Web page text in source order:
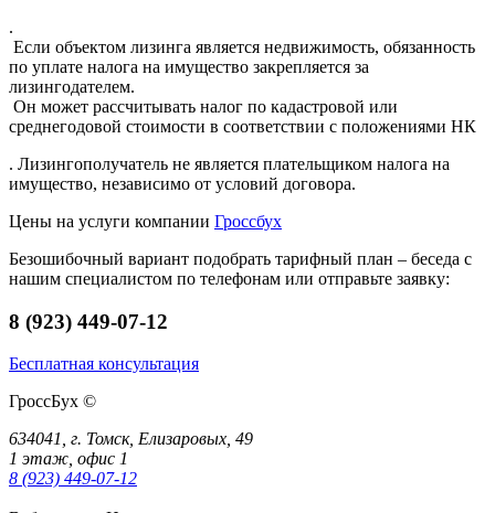
.
Если объектом лизинга является недвижимость, обязанность
по уплате налога на имущество закрепляется за
лизингодателем.
Он может рассчитывать налог по кадастровой или
среднегодовой стоимости в соответствии с положениями НК
. Лизингополучатель не является плательщиком налога на
имущество, независимо от условий договора.
Цены на услуги компании Гроссбух
Безошибочный вариант подобрать тарифный план – беседа с
нашим специалистом по телефонам или отправьте заявку:
8 (923) 449-07-12
Бесплатная консультация
ГроссБух ©
634041, г. Томск, Елизаровых, 49
1 этаж, офис 1
8 (923) 449-07-12